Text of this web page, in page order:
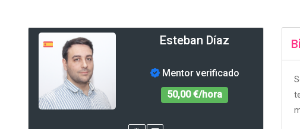
Esteban Díaz
Mentor verificado
50,00 €/hora